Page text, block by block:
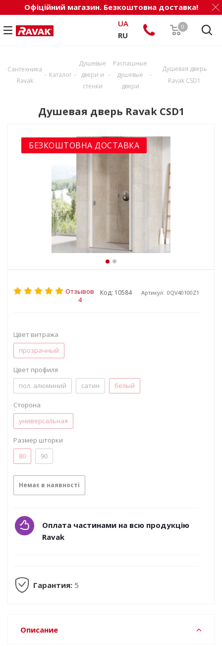
Офіційний магазин. Безкоштовна доставка!
0
UA
RU
Сантехника
Ravak
- Каталог -
Душевые
двери и
стенки
-
Распашные
душевые
двери
-
Душевая дверь
Ravak CSD1
Душевая дверь Ravak CSD1
БЕЗКОШТОВНА ДОСТАВКА
Отзывов
4
Код: 10584 Артикул: 0QV40100Z1
Цвет витража
прозрачный
Цвет профиля
пол. алюминий
сатин белый
Сторона
универсальная
Размер шторки
80
90
Немає в наявності
Оплата частинами на всю продукцію
Ravak
Гарантия: 5
Описание